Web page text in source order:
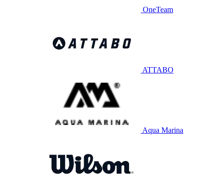
OneTeam
ATTABO
Aqua Marina